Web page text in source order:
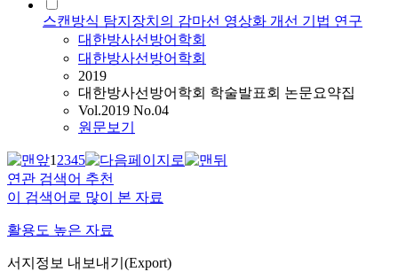
스캔방식 탐지장치의 감마선 영상화 개선 기법 연구
대한방사선방어학회
대한방사선방어학회
2019
대한방사선방어학회 학술발표회 논문요약집
Vol.2019 No.04
원문보기
12345
연관 검색어 추천
이 검색어로 많이 본 자료
활용도 높은 자료
서지정보 내보내기(Export)